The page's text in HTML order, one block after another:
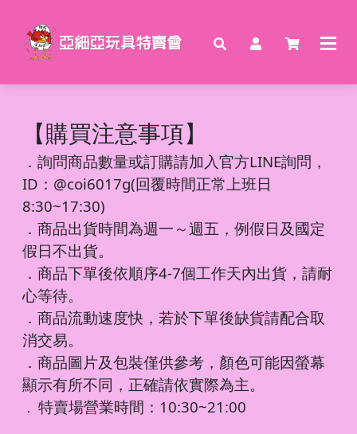
【購買注意事項】
． 詢問商品數量或訂購請加入官方LINE詢問，
ID：@coi6017g(回覆時間正常上班日
8:30~17:30)
．商品出貨時間為週一～週五，例假日及國定
假日不出貨。
．商品下單後依順序4-7個工作天內出貨，請耐
心等待。
．商品流動速度快，若於下單後缺貨請配合取
消交易。
．商品圖片及包裝僅供參考，顏色可能因螢幕
顯示有所不同，正確請依實際為主。
． 特賣場營業時間：10:30~21:00